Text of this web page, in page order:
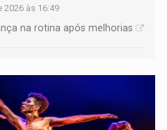
às 16:49
na rotina após melhorias